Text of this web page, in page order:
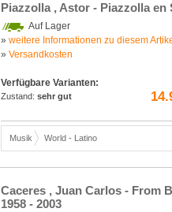
Piazzolla , Astor - Piazzolla en
Auf Lager
» weitere Informationen zu diesem
» Versandkosten
Verfügbare Varianten:
Zustand: sehr gut
Musik World - Latino
Caceres , Juan Carlos - From
1958 - 2003